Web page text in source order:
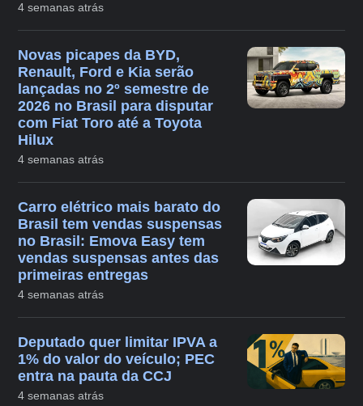
4 semanas atrás
Novas picapes da BYD,
Renault, Ford e Kia serão
lançadas no 2º semestre de
2026 no Brasil para disputar
com Fiat Toro até a Toyota
Hilux
4 semanas atrás
Carro elétrico mais barato do
Brasil tem vendas suspensas
no Brasil: Emova Easy tem
vendas suspensas antes das
primeiras entregas
4 semanas atrás
Deputado quer limitar IPVA a
1% do valor do veículo; PEC
entra na pauta da CCJ
4 semanas atrás